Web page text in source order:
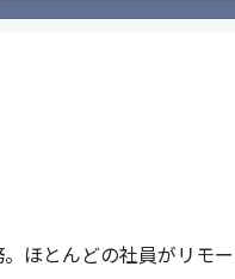
とんどの社員がリモ